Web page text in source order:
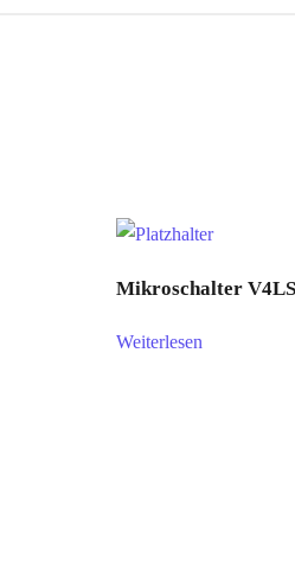
Mikroschalter
Weiterlesen